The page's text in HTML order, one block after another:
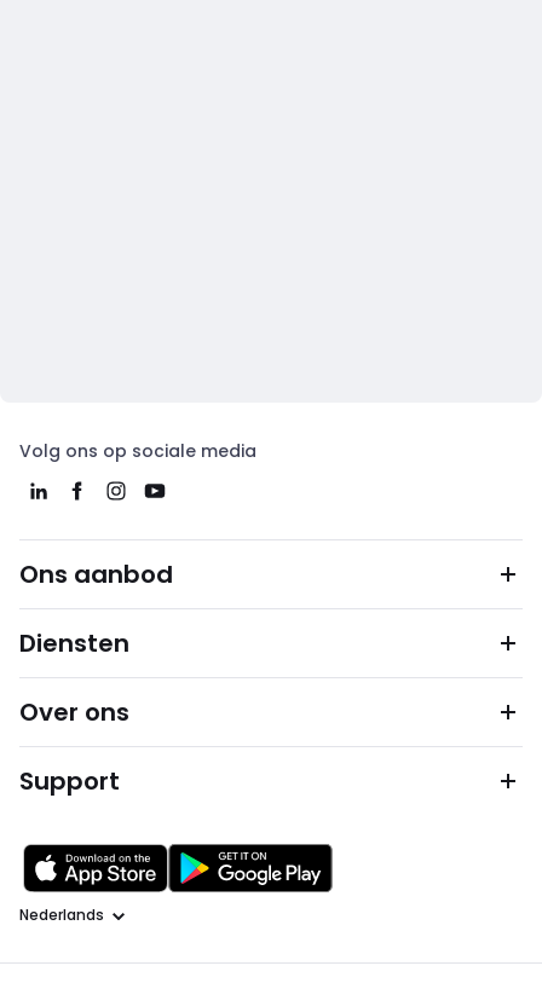
Volg ons op sociale media
Ons aanbod
Diensten
Over ons
Support
Taal